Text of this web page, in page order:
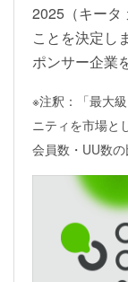
2025（キータ
ことを決定し
ポンサー企業
※注釈：「最大
ニティを市場と
会員数・UU数